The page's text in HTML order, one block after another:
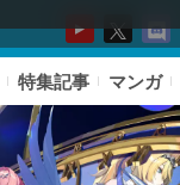
特集記事 マンガ